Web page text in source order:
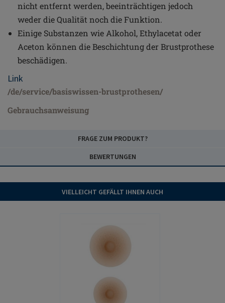
nicht entfernt werden, beeinträchtigen jedoch
weder die Qualität noch die Funktion.
Einige Substanzen wie Alkohol, Ethylacetat oder
Aceton können die Beschichtung der Brustprothese
beschädigen.
Link
/de/service/basiswissen-brustprothesen/
Gebrauchsanweisung
FRAGE ZUM PRODUKT?
BEWERTUNGEN
VIELLEICHT GEFÄLLT IHNEN AUCH